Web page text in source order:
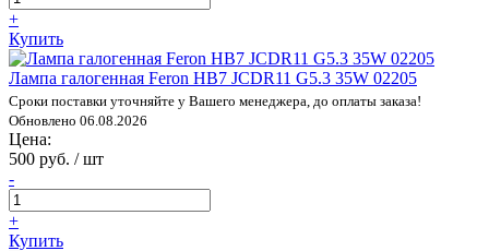
+
Купить
Лампа галогенная Feron HB7 JCDR11 G5.3 35W 02205
Сроки поставки уточняйте у Вашего менеджера, до оплаты заказа!
Обновлено 06.08.2026
Цена:
500 руб. / шт
-
+
Купить